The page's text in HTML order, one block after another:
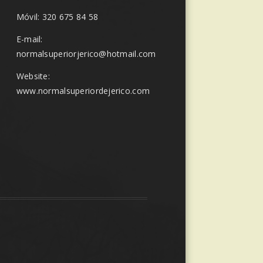
Móvil: 320 675 84 58
E-mail:
normalsuperiorjerico@hotmail.com
Website:
www.normalsuperiordejerico.com